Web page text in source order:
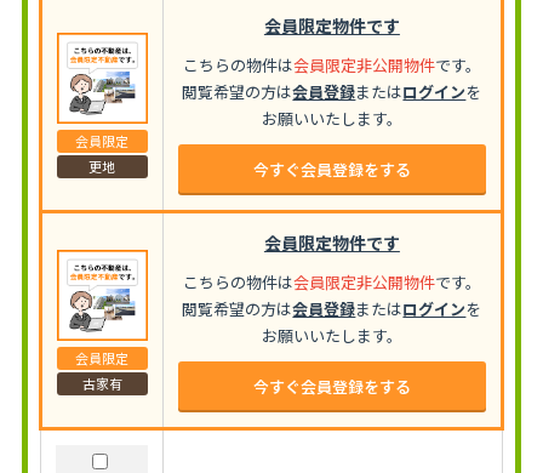
会員限定
更地
会員限定物件です
こちらの物件は会員限定非公開物件です。
閲覧希望の方は会員登録またはログインを
お願いいたします。
今すぐ会員登録をする
会員限定
古家有
会員限定物件です
こちらの物件は会員限定非公開物件です。
閲覧希望の方は会員登録またはログインを
お願いいたします。
今すぐ会員登録をする